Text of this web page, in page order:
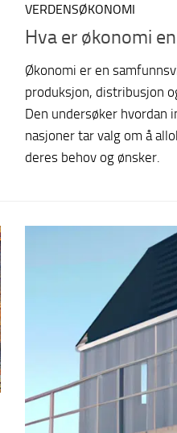
VERDENSØKONOMI
Hva er økonomi
Økonomi er en
produksjon, distribusjon
Den undersøker hvordan
nasjoner tar valg om å
deres behov og ønsker.